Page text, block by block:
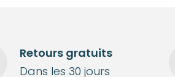
Retours gratuits
Dans les 30 jours